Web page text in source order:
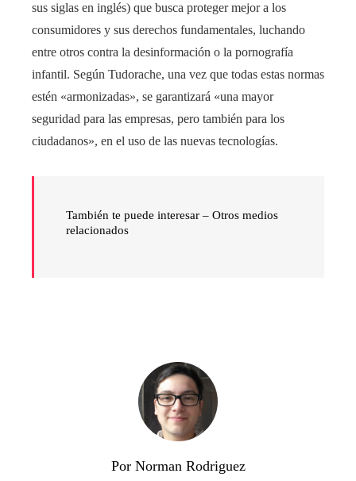
sus siglas en inglés) que busca proteger mejor a los
consumidores y sus derechos fundamentales, luchando
entre otros contra la desinformación o la pornografía
infantil. Según Tudorache, una vez que todas estas normas
estén «armonizadas», se garantizará «una mayor
seguridad para las empresas, pero también para los
ciudadanos», en el uso de las nuevas tecnologías.
También te puede interesar – Otros medios
relacionados
Por Norman Rodriguez